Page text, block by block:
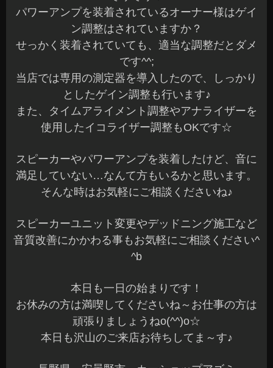
パワーアンプを装着されているオーナー様はゲイ
ン調整はされていますか？
せっかく装着されていても、適当な調整だとダメ
です^^;
当店では専用の測定器を導入したので、しっかり
としたゲイン調整も行います♪
また、タイムアライメント調整やアナライザーを
使用したイコライザー調整もOKです☆
スピーカーやパワーアンプを装着したけど、音に
満足していない…なんて方もいるかと思います。
そんな時はお気軽にご相談くださいね♪
スピーカーユニット変更やデッドニング施工など
音質改善にかかわる事もお気軽にご相談ください^
^b
本日も一日の始まりです！
お休みの方は満喫してくださいね～お仕事の方は
頑張りましょうねo(^^)o☆
本日も沢山のご来店お待ちしてま～す♪